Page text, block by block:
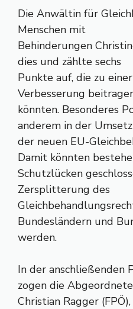
Die Anwältin für
Menschen mit
Behinderungen
dies und zählte sechs
Punkte auf, die zu
Verbesserung
könnten. Besonderes
anderem in der
der neuen EU-
Damit könnten
Schutzlücken
Zersplitterung des
Bundesländern und
werden.
In der anschließenden
zogen die
Christian Ragger